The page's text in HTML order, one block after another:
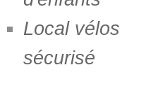
Local vélos
sécurisé